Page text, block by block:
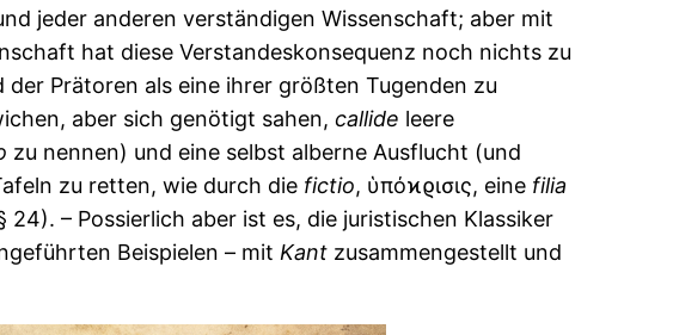
jeder anderen verständigen Wissenschaft; aber mit
hat diese Verstandeskonsequenz noch nichts zu
Prätoren als eine ihrer größten Tugenden zu
aber sich genötigt sahen, callide leere
zu nennen) und eine selbst alberne Ausflucht (und
zu retten, wie durch die fictio, ὑπόϰϱισις, eine filia
24). – Possierlich aber ist es, die juristischen Klassiker
Beispielen – mit Kant zusammengestellt und